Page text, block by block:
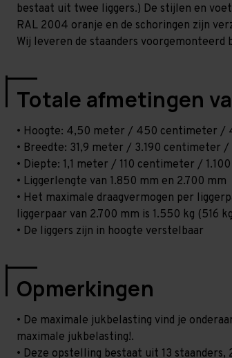
bestaat uit twee liggers.) De stijlen en
RAL 2004 oranje en de schoringen zijn
Wij leveren de staanders
Totale afmetingen
• Hoogte: 4,50 meter / 450 centimeter /
• Breedte: 31,9 meter / 3.190 centimeter /
• Diepte: 1,1 meter / 110 centimeter /
• Liggerlengte van 1.850 mm en 2.700 mm
• Het maximale draagvermogen per
liggerpaar van 2.700 mm is 1.550 kg (516
• De liggers zijn in hoogte verstelbaar
Opmerkingen
• De maximale jukbelasting vind je
maximale jukbelasting!.
• Deze opstelling bestaat uit 13